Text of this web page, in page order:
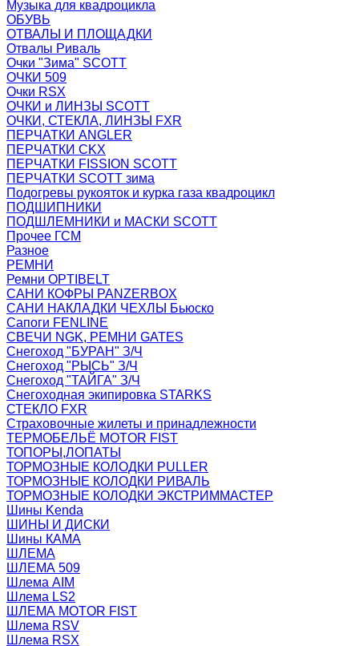
Музыка для квадроцикла
ОБУВЬ
ОТВАЛЫ И ПЛОЩАДКИ
Отвалы Риваль
Очки "Зима" SCOTT
ОЧКИ 509
Очки RSX
ОЧКИ и ЛИНЗЫ SCOTT
ОЧКИ, СТЕКЛА, ЛИНЗЫ FXR
ПЕРЧАТКИ ANGLER
ПЕРЧАТКИ CKX
ПЕРЧАТКИ FISSION SCOTT
ПЕРЧАТКИ SCOTT зима
Подогревы рукояток и курка газа квадроцикл
ПОДШИПНИКИ
ПОДШЛЕМНИКИ и МАСКИ SCOTT
Прочее ГСМ
Разное
РЕМНИ
Ремни OPTIBELT
САНИ КОФРЫ PANZERBOX
САНИ НАКЛАДКИ ЧЕХЛЫ Бьюско
Сапоги FENLINE
СВЕЧИ NGK, РЕМНИ GATES
Снегоход "БУРАН" З/Ч
Снегоход "РЫСЬ" З/Ч
Снегоход "ТАЙГА" З/Ч
Снегоходная экипировка STARKS
СТЕКЛО FXR
Страховочные жилеты и принадлежности
ТЕРМОБЕЛЬЁ MOTOR FIST
ТОПОРЫ,ЛОПАТЫ
ТОРМОЗНЫЕ КОЛОДКИ PULLER
ТОРМОЗНЫЕ КОЛОДКИ РИВАЛЬ
ТОРМОЗНЫЕ КОЛОДКИ ЭКСТРИММАСТЕР
Шины Kenda
ШИНЫ И ДИСКИ
Шины КАМА
ШЛЕМА
ШЛЕМА 509
Шлема AIM
Шлема LS2
ШЛЕМА MOTOR FIST
Шлема RSV
Шлема RSX